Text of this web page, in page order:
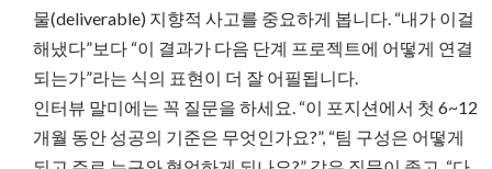
물(deliverable) 지향적 사고를 중요하게 봅니다. “내가 이걸
해냈다”보다 “이 결과가 다음 단계 프로젝트에 어떻게 연결
되는가”라는 식의 표현이 더 잘 어필됩니다.
인터뷰 말미에는 꼭 질문을 하세요. “이 포지션에서 첫 6~12
개월 동안 성공의 기준은 무엇인가요?”, “팀 구성은 어떻게